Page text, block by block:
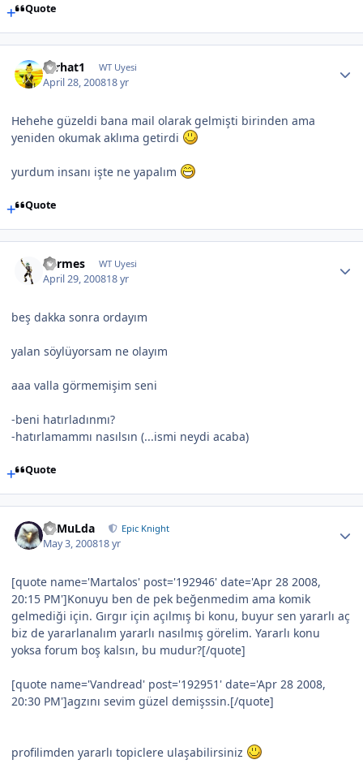
Quote
serhat1 WT Uyesi
April 28, 200818 yr
Hehehe güzeldi bana mail olarak gelmişti birinden ama
yeniden okumak aklıma getirdi
yurdum insanı işte ne yapalım
Quote
hermes WT Uyesi
April 29, 200818 yr
beş dakka sonra ordayım
yalan söylüyorsam ne olayım
aaa valla görmemişim seni
-beni hatırladınmı?
-hatırlamammı nasılsın (...ismi neydi acaba)
Quote
RaMuLda Epic Knight
May 3, 200818 yr
[quote name='Martalos' post='192946' date='Apr 28 2008,
20:15 PM']Konuyu ben de pek beğenmedim ama komik
gelmediği için. Gırgır için açılmış bi konu, buyur sen yararlı aç
biz de yararlanalım yararlı nasılmış görelim. Yararlı konu
yoksa forum boş kalsın, bu mudur?[/quote]
[quote name='Vandread' post='192951' date='Apr 28 2008,
20:30 PM']agzını sevim güzel demişssin.[/quote]
profilimden yararlı topiclere ulaşabilirsiniz